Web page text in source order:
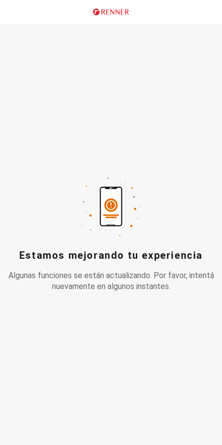
Estamos mejorando tu experiencia
Algunas funciones se están actualizando. Por favor, intentá
nuevamente en algunos instantes.